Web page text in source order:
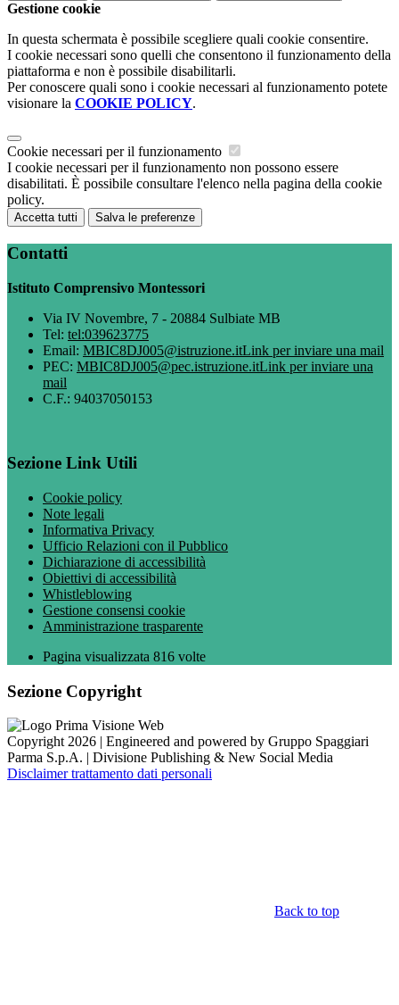
Gestione cookie
In questa schermata è possibile scegliere quali cookie consentire.
I cookie necessari sono quelli che consentono il funzionamento della
piattaforma e non è possibile disabilitarli.
Per conoscere quali sono i cookie necessari al funzionamento potete
visionare la COOKIE POLICY.
Cookie necessari per il funzionamento
I cookie necessari per il funzionamento non possono essere
disabilitati. È possibile consultare l'elenco nella pagina della cookie
policy.
Accetta tutti Salva le preferenze
Contatti
Istituto Comprensivo Montessori
Via IV Novembre, 7 - 20884 Sulbiate MB
Tel: tel:039623775
Email: MBIC8DJ005@istruzione.itLink per inviare una mail
PEC: MBIC8DJ005@pec.istruzione.itLink per inviare una
mail
C.F.: 94037050153
Sezione Link Utili
Cookie policy
Note legali
Informativa Privacy
Ufficio Relazioni con il Pubblico
Dichiarazione di accessibilità
Obiettivi di accessibilità
Whistleblowing
Gestione consensi cookie
Amministrazione trasparente
Pagina visualizzata 816 volte
Sezione Copyright
Copyright 2026 | Engineered and powered by Gruppo Spaggiari
Parma S.p.A. | Divisione Publishing & New Social Media
Disclaimer trattamento dati personali
Back to top